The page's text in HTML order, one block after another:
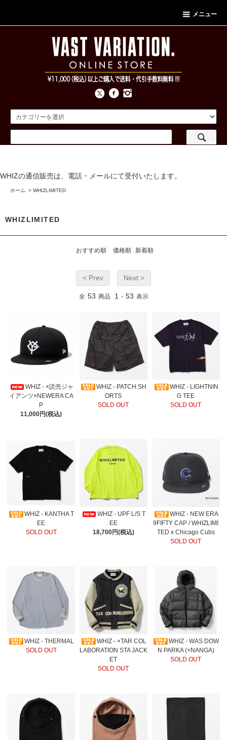
メニュー
WHIZの通信販売は、電話・メールにて受付いたします。
ホーム > WHIZLIMITED
WHIZLIMITED
おすすめ順 価格順 新着順
< Prev Next >
全 53 商品 1 - 53 表示
WHIZ - ×読売ジャ
イアンツ×NEWERA CA
P
11,000円(税込)
WHIZ - PATCH SH
ORTS
SOLD OUT
WHIZ - LIGHTNIN
G TEE
SOLD OUT
WHIZ - KANTHA T
EE
SOLD OUT
WHIZ - UPF L/S T
EE
18,700円(税込)
WHIZ - NEW ERA
9FIFTY CAP / WHIZLIMI
TED x Chicago Cubs
SOLD OUT
WHIZ - THERMAL
SOLD OUT
WHIZ - ×TAR COL
LABORATION STA JACK
ET
SOLD OUT
WHIZ - WAS DOW
N PARKA (×NANGA)
SOLD OUT